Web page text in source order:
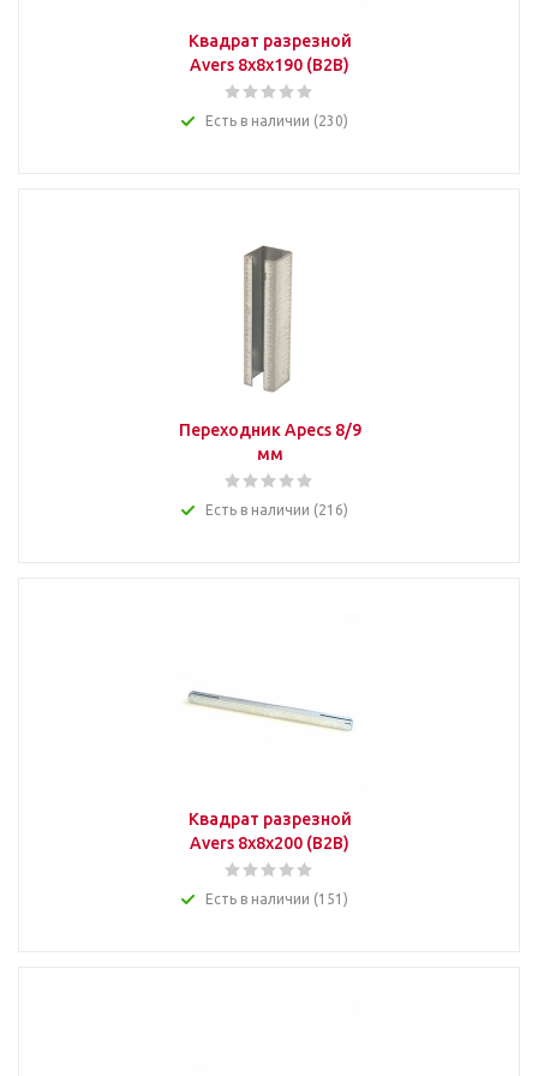
Квадрат разрезной
Avers 8x8x190 (B2B)
Есть в наличии (230)
Переходник Apecs 8/9
мм
Есть в наличии (216)
Квадрат разрезной
Avers 8x8x200 (B2B)
Есть в наличии (151)